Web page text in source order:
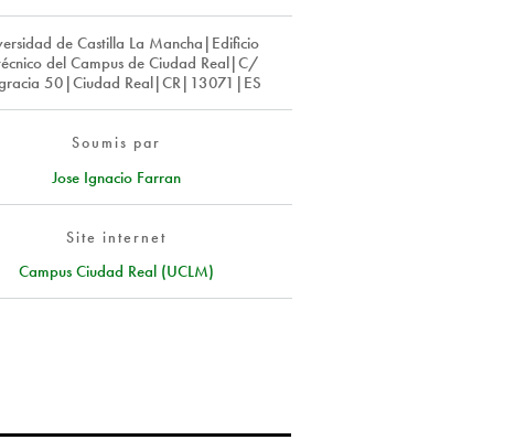
de Castilla La Mancha|Edificio
del Campus de Ciudad Real|C/
50|Ciudad Real|CR|13071|ES
Soumis par
Jose Ignacio Farran
Site internet
Campus Ciudad Real (UCLM)